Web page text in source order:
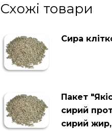
Схожі товари
Сира
Пакет
сирий
сирий жир,